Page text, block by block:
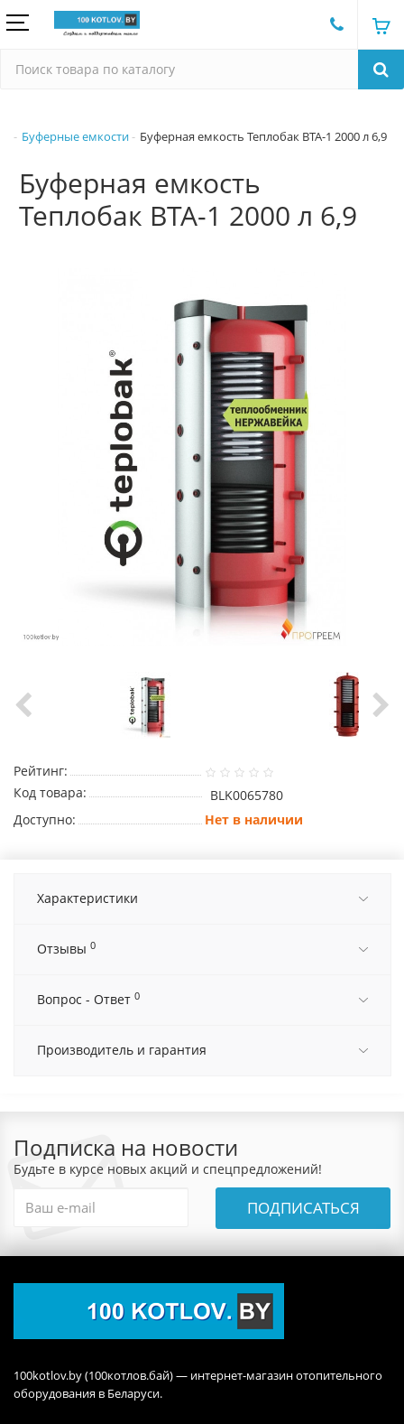
Буферные емкости Буферная емкость Теплобак ВТА-1 2000 л 6,9
Буферная емкость
Теплобак ВТА-1 2000 л 6,9
Рейтинг:
Код товара:
BLK0065780
Доступно:
Нет в наличии
Характеристики
Отзывы 0
Вопрос - Ответ 0
Производитель и гарантия
Подписка на новости
Будьте в курсе новых акций и спецпредложений!
ПОДПИСАТЬСЯ
100kotlov.by (100котлов.бай) — интернет-магазин отопительного
оборудования в Беларуси.